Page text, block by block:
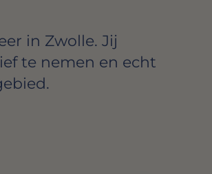
in Zwolle. Jij
te nemen en echt